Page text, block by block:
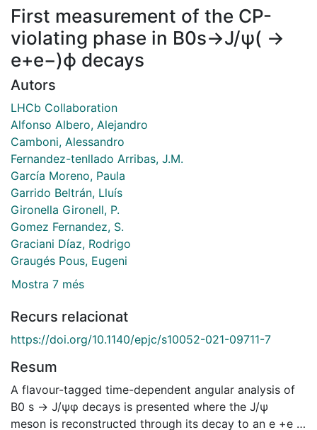
First measurement of the CP-
violating phase in B0s→J/ψ( →
e+e−)ϕ decays
Autors
LHCb Collaboration
Alfonso Albero, Alejandro
Camboni, Alessandro
Fernandez-tenllado Arribas, J.M.
García Moreno, Paula
Garrido Beltrán, Lluís
Gironella Gironell, P.
Gomez Fernandez, S.
Graciani Díaz, Rodrigo
Graugés Pous, Eugeni
Mostra 7 més
Recurs relacionat
https://doi.org/10.1140/epjc/s10052-021-09711-7
Resum
A flavour-tagged time-dependent angular analysis of
B0 s → J/ψφ decays is presented where the J/ψ
meson is reconstructed through its decay to an e +e −